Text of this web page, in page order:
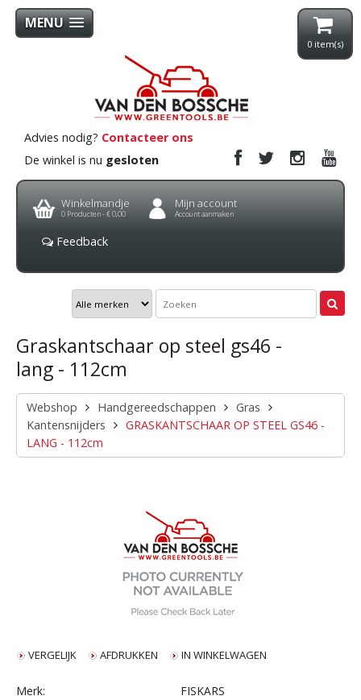
MENU
0 item(s)
Advies nodig? Contacteer ons
De winkel is nu gesloten
Winkelmandje
0 Producten -€ 0,00
Mijn account
Account aanmaken
Feedback
Graskantschaar op steel gs46 -
lang - 112cm
Webshop Handgereedschappen
Gras
Kantensnijders
GRASKANTSCHAAR OP STEEL GS46 -
LANG - 112cm
VERGELIJK AFDRUKKEN IN WINKELWAGEN
Merk:
FISKARS